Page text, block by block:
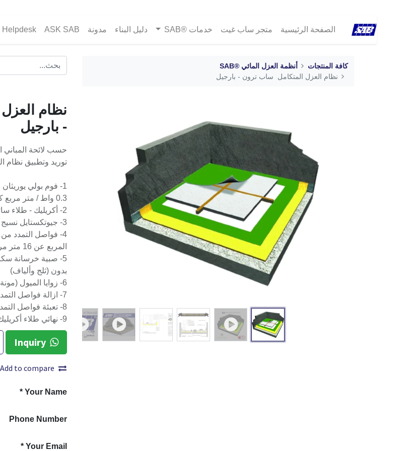
الصفحة الرئيسية متجر ساب غيت خدمات ®SAB دليل البناء مدونة ASK SAB
Helpdesk
كافة المنتجات
أنظمة العزل المائي ®SAB
نظام العزل المتكامل ساب ترون - بارجيل
نظام
- بارجيل
حسب لائحة المباني
توريد وتطبيق نظام
0.3 واط / متر مربع كلفن).
2- أكريليك - طلاء سائل واقي من الأشعة فوق البنفسجية (600 ميكرون سميك).
3- جيوتكستايل نسيج غير منسوج / طبقة فاصلة100 غ/م²
المربع عن 16 متر مربع
بدون (ثلج وألياف)
6- زوايا الميول (مونة أسمنتية رملية).
7- ازالة فواصل التمدد.
8- تعبئة فواصل التمدد بحشوات اسفنجية و (ماستيك من البولي يوريثان).
9- نهائي طلاء أكريليك
Inquiry
Add to compare
Your Name
*
Phone Number
Your Email
*